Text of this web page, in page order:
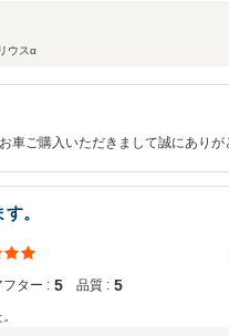
ウスα
車ご購入いただきまして誠にありが
。
フター : 5 品質 : 5